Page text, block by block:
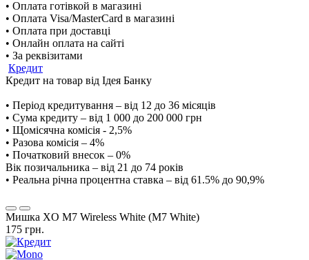
• Оплата готівкой в магазині
• Оплата Visa/MasterCard в магазині
• Оплата при доставці
• Онлайн оплата на сайті
• За реквізитами
Кредит
Кредит на товар від Ідея Банку
• Період кредитування – від 12 до 36 місяців
• Сума кредиту – від 1 000 до 200 000 грн
• Щомісячна комісія - 2,5%
• Разова комісія – 4%
• Початковий внесок – 0%
Вік позичальника – від 21 до 74 років
• Реальна річна процентна ставка – від 61.5% до 90,9%
Мишка XO M7 Wireless White (M7 White)
175 грн.